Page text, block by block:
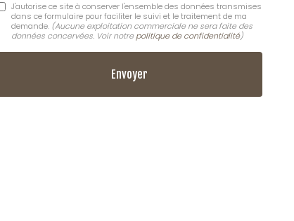
J'autorise ce site à conserver l'ensemble des données transmises
dans ce formulaire pour faciliter le suivi et le traitement de ma
demande. (Aucune exploitation commerciale ne sera faite des
données concervées. Voir notre politique de confidentialité)